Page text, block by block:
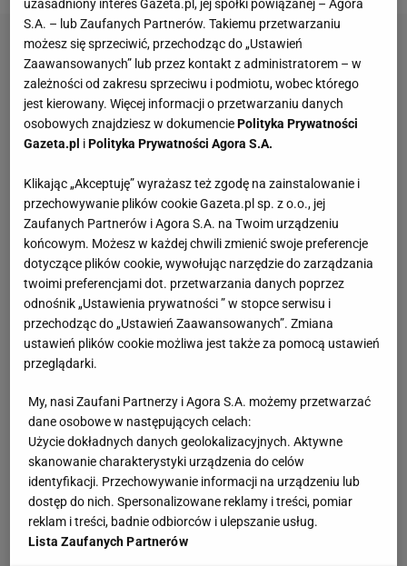
uzasadniony interes Gazeta.pl, jej spółki powiązanej – Agora
S.A. – lub Zaufanych Partnerów. Takiemu przetwarzaniu
możesz się sprzeciwić, przechodząc do „Ustawień
Zaawansowanych” lub przez kontakt z administratorem – w
zależności od zakresu sprzeciwu i podmiotu, wobec którego
jest kierowany. Więcej informacji o przetwarzaniu danych
osobowych znajdziesz w dokumenciePolityka Prywatności
Gazeta.pl iPolityka Prywatności Agora S.A.
Klikając „Akceptuję” wyrażasz też zgodę na zainstalowanie i
przechowywanie plików cookie Gazeta.pl sp. z o.o., jej
Zaufanych Partnerów i Agora S.A. na Twoim urządzeniu
końcowym. Możesz w każdej chwili zmienić swoje preferencje
dotyczące plików cookie, wywołując narzędzie do zarządzania
twoimi preferencjami dot. przetwarzania danych poprzez
odnośnik „Ustawienia prywatności ” w stopce serwisu i
przechodząc do „Ustawień Zaawansowanych”. Zmiana
ustawień plików cookie możliwa jest także za pomocą ustawień
przeglądarki.
My, nasi Zaufani Partnerzy i Agora S.A. możemy przetwarzać
dane osobowe w następujących celach:
Użycie dokładnych danych geolokalizacyjnych. Aktywne
skanowanie charakterystyki urządzenia do celów
identyfikacji. Przechowywanie informacji na urządzeniu lub
dostęp do nich. Spersonalizowane reklamy i treści, pomiar
reklam i treści, badnie odbiorców i ulepszanie usług.
Lista Zaufanych Partnerów